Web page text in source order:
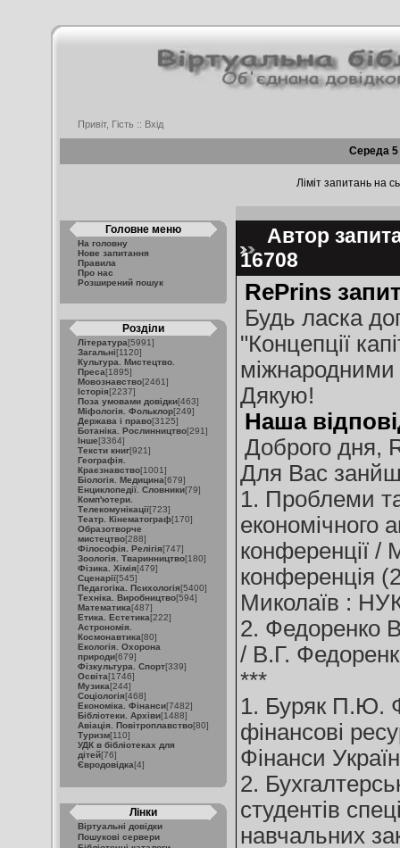
Привіт, Гість :: Вхід
Середа 5
Ліміт запитань на
Головне меню
На головну
Нове запитання
Правила
Про нас
Розширений пошук
Розділи
Література[5991]
Загальні[1120]
Культура. Мистецтво.
Преса[1895]
Мовознавство[2461]
Історія[2237]
Поза умовами довідки[463]
Міфологія. Фольклор[249]
Держава і право[3125]
Ботаніка. Рослинництво[291]
Інше[3364]
Тексти книг[921]
Географія.
Краєзнавство[1001]
Біологія. Медицина[679]
Енциклопедії. Словники[79]
Комп'ютери.
Телекомунікації[723]
Театр. Кінематограф[170]
Образотворче
мистецтво[288]
Філософія. Релігія[747]
Зоологія. Тваринництво[180]
Фізика. Хімія[479]
Сценарії[545]
Педагогіка. Психологія[5400]
Техніка. Виробництво[594]
Математика[487]
Етика. Естетика[222]
Астрономія.
Космонавтика[80]
Екологія. Охорона
природи[679]
Фізкультура. Спорт[339]
Освіта[1746]
Музика[244]
Соціологія[468]
Економіка. Фінанси[7482]
Бібліотеки. Архіви[1488]
Авіація. Повітроплавство[80]
Туризм[110]
УДК в бібліотеках для
дітей[76]
Євродовідка[4]
Лінки
Віртуальні довідки
Пошукові сервери
Автор
16708
RePrins
Будь ласка
"Концепції
міжнародними
Дякую!
Наша
Доброго дня,
Для Вас
1. Проблеми та
економічного
конференції /
конференція
Миколаїв :
2. Федоренко
/ В.Г.
***
1. Буряк П.Ю.
фінансові
Фінанси
2.
студентів
навчальних